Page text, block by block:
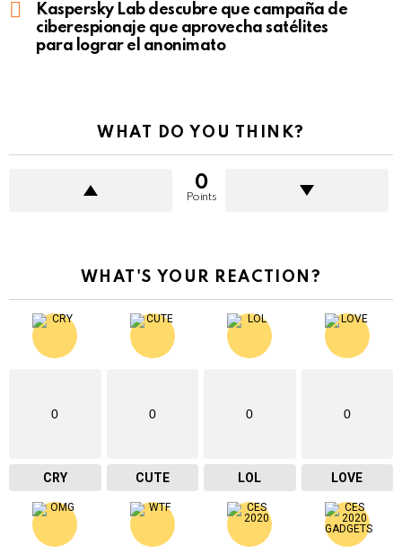
Kaspersky Lab descubre que campaña de
ciberespionaje que aprovecha satélites
para lograr el anonimato
WHAT DO YOU THINK?
0
Points
WHAT'S YOUR REACTION?
0
CRY
0
CUTE
0
LOL
0
LOVE